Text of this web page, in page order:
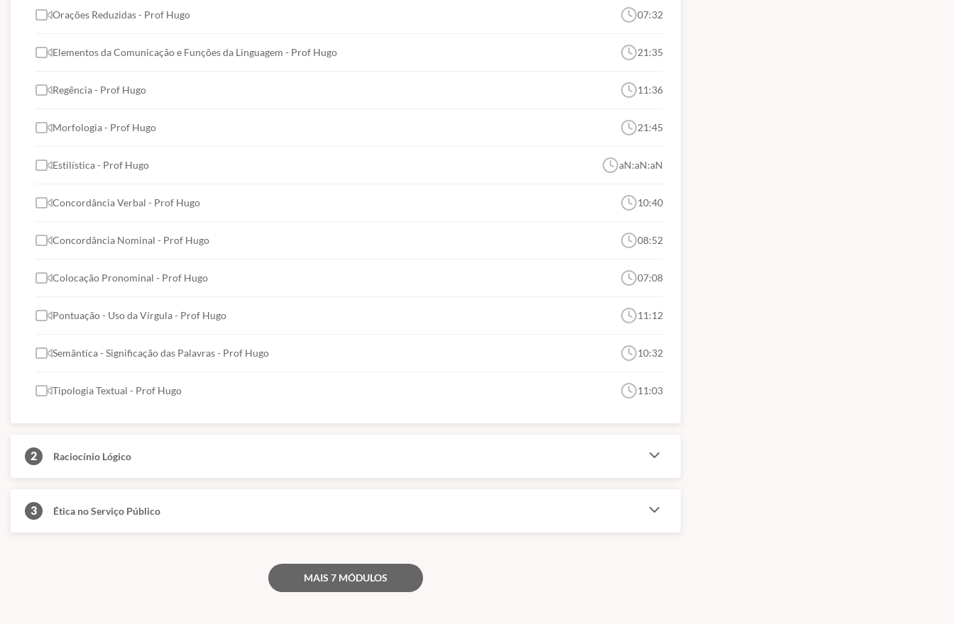
Orações Reduzidas - Prof Hugo 07:32
Elementos da Comunicação e Funções da Linguagem - Prof Hugo 21:35
Regência - Prof Hugo 11:36
Morfologia - Prof Hugo 21:45
Estilística - Prof Hugo aN:aN:aN
Concordância Verbal - Prof Hugo 10:40
Concordância Nominal - Prof Hugo 08:52
Colocação Pronominal - Prof Hugo 07:08
Pontuação - Uso da Vírgula - Prof Hugo 11:12
Semântica - Significação das Palavras - Prof Hugo 10:32
Tipologia Textual - Prof Hugo 11:03
2 Raciocínio Lógico
3 Ética no Serviço Público
MAIS 7 MÓDULOS